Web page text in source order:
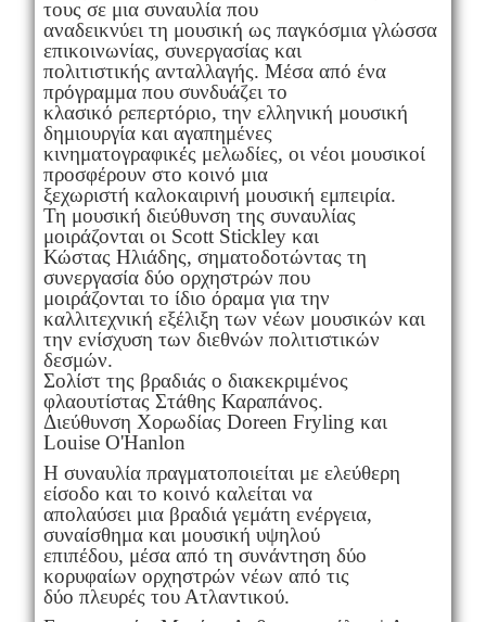
τους σε μια συναυλία που
αναδεικνύει τη μουσική ως παγκόσμια γλώσσα
επικοινωνίας, συνεργασίας και
πολιτιστικής ανταλλαγής. Μέσα από ένα
πρόγραμμα που συνδυάζει το
κλασικό ρεπερτόριο, την ελληνική μουσική
δημιουργία και αγαπημένες
κινηματογραφικές μελωδίες, οι νέοι μουσικοί
προσφέρουν στο κοινό μια
ξεχωριστή καλοκαιρινή μουσική εμπειρία.
Τη μουσική διεύθυνση της συναυλίας
μοιράζονται οι Scott Stickley και
Κώστας Ηλιάδης, σηματοδοτώντας τη
συνεργασία δύο ορχηστρών που
μοιράζονται το ίδιο όραμα για την
καλλιτεχνική εξέλιξη των νέων μουσικών και
την ενίσχυση των διεθνών πολιτιστικών
δεσμών.
Σολίστ της βραδιάς ο διακεκριμένος
φλαουτίστας Στάθης Καραπάνος.
Διεύθυνση Χορωδίας Doreen Fryling και
Louise O'Hanlon
Η συναυλία πραγματοποιείται με ελεύθερη
είσοδο και το κοινό καλείται να
απολαύσει μια βραδιά γεμάτη ενέργεια,
συναίσθημα και μουσική υψηλού
επιπέδου, μέσα από τη συνάντηση δύο
κορυφαίων ορχηστρών νέων από τις
δύο πλευρές του Ατλαντικού.